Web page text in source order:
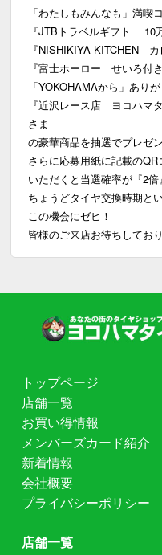
「わたしもみんなも」満喫
『JTBトラベルギフト 10
『NISHIKIYA KITCHEN
『富士ホーロー せいろ付
「YOKOHAMAから」あり
『近沢レース店 ヨコハマ
さま
の豪華商品を抽選でプレゼ
さらに応募用紙に記載の
いただくと当選確率が『2
ちょうどタイヤ交換時期と
この機会にゼヒ！
皆様のご来店お待ちしてお
トップページ
店舗一覧
お買い得情報
メンバーズカード紹介
新着情報
会社概要
プライバシーポリシー
店舗一覧